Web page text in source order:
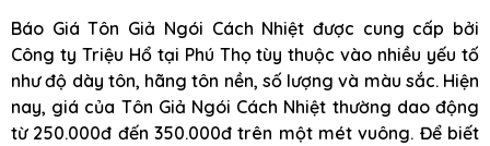
Báo Giá Tôn Giả Ngói Cách Nhiệt được cung cấp bởi
Công ty Triệu Hổ tại Phú Thọ tùy thuộc vào nhiều yếu tố
như độ dày tôn, hãng tôn nền, số lượng và màu sắc. Hiện
nay, giá của Tôn Giả Ngói Cách Nhiệt thường dao động
từ 250.000đ đến 350.000đ trên một mét vuông. Để biết